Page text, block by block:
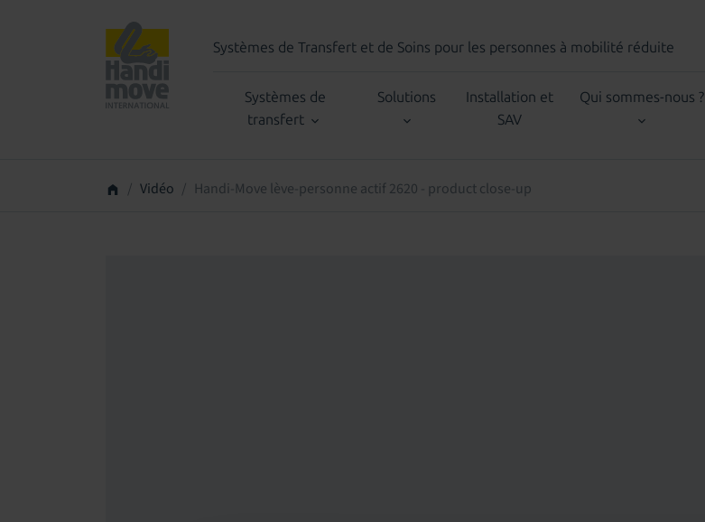
Systèmes de Transfert et de Soins pour les personnes à mobilité réduite
Systèmes de
transfert
Solutions
Installation et
SAV
Qui sommes-nous ?
Vidéo Handi-Move lève-personne actif 2620 - product close-up